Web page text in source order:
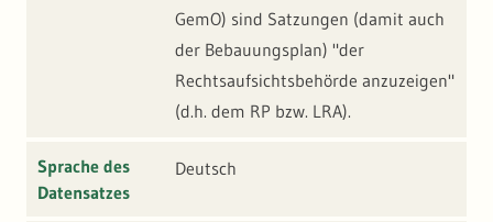
GemO) sind Satzungen (damit auch
der Bebauungsplan) "der
Rechtsaufsichtsbehörde anzuzeigen"
(d.h. dem RP bzw. LRA).
Sprache des
Datensatzes
Deutsch